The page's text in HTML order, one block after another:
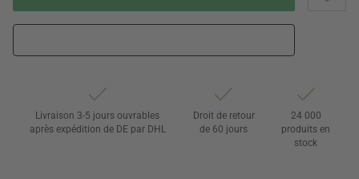
Livraison 3-5 jours ouvrables
après expédition de DE par DHL
Droit de retour
de 60 jours
24 000
produits en
stock